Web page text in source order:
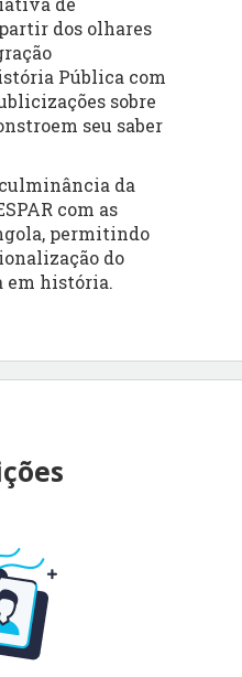
dos olhares
Pública com
sobre
seu saber
da
com as
permitindo
do
em história.